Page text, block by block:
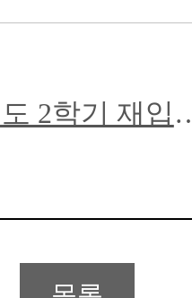
부) 안내
2학기 재입